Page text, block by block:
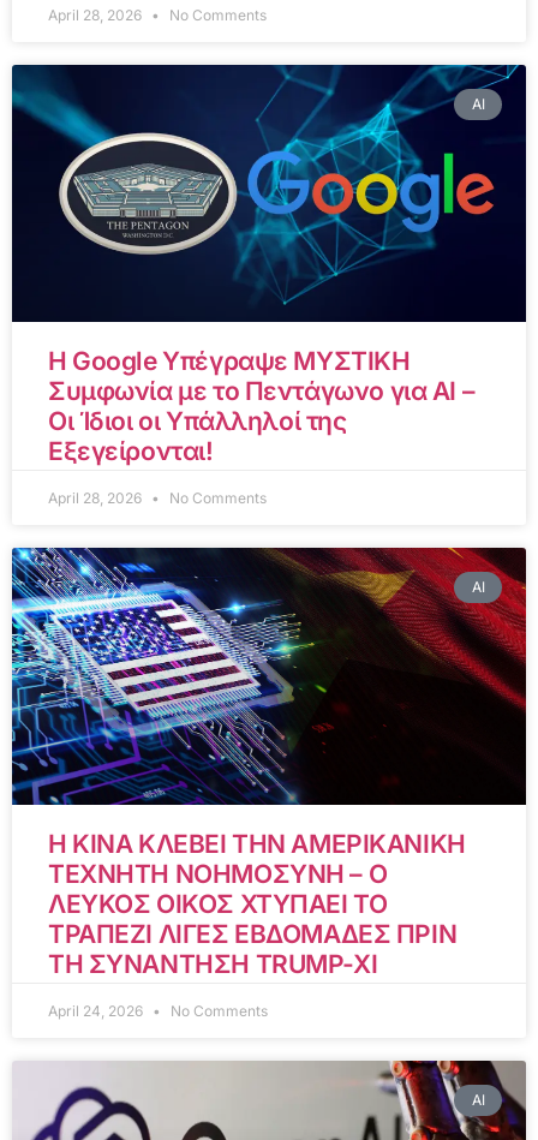
April 28, 2026 No Comments
AI
Η Google Υπέγραψε ΜΥΣΤΙΚΗ
Συμφωνία με το Πεντάγωνο για AI –
Οι Ίδιοι οι Υπάλληλοί της
Εξεγείρονται!
April 28, 2026 No Comments
AI
Η ΚΙΝΑ ΚΛΕΒΕΙ ΤΗΝ ΑΜΕΡΙΚΑΝΙΚΗ
ΤΕΧΝΗΤΗ ΝΟΗΜΟΣΥΝΗ – Ο
ΛΕΥΚΟΣ ΟΙΚΟΣ ΧΤΥΠΑΕΙ ΤΟ
ΤΡΑΠΕΖΙ ΛΙΓΕΣ ΕΒΔΟΜΑΔΕΣ ΠΡΙΝ
ΤΗ ΣΥΝΑΝΤΗΣΗ TRUMP-XI
April 24, 2026 No Comments
AI